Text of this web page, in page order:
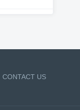
CONTACT US